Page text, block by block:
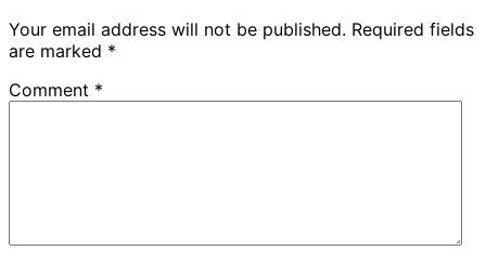
Your email address will not be published. Required fields
are marked *
Comment *